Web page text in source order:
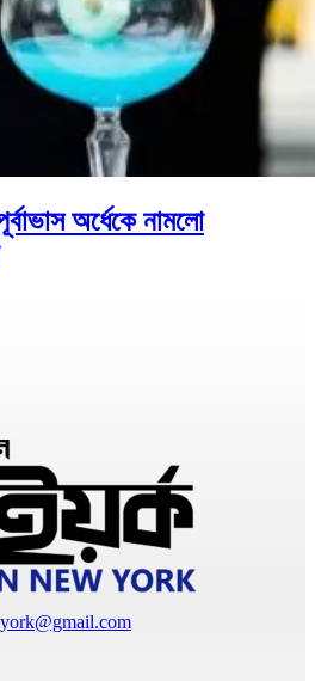
অর্ধেকে নামলো